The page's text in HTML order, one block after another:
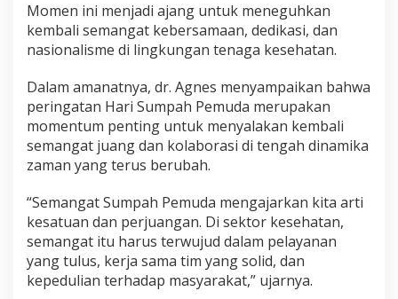
Momen ini menjadi ajang untuk meneguhkan
kembali semangat kebersamaan, dedikasi, dan
nasionalisme di lingkungan tenaga kesehatan.
Dalam amanatnya, dr. Agnes menyampaikan bahwa
peringatan Hari Sumpah Pemuda merupakan
momentum penting untuk menyalakan kembali
semangat juang dan kolaborasi di tengah dinamika
zaman yang terus berubah.
“Semangat Sumpah Pemuda mengajarkan kita arti
kesatuan dan perjuangan. Di sektor kesehatan,
semangat itu harus terwujud dalam pelayanan
yang tulus, kerja sama tim yang solid, dan
kepedulian terhadap masyarakat,” ujarnya.